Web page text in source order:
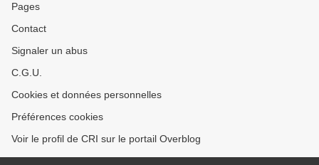
Pages
Contact
Signaler un abus
C.G.U.
Cookies et données personnelles
Préférences cookies
Voir le profil de CRI sur le portail Overblog